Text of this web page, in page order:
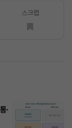
스크랩
·